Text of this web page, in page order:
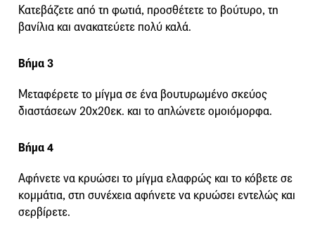
Κατεβάζετε από τη φωτιά, προσθέτετε το βούτυρο, τη
βανίλια και ανακατεύετε πολύ καλά.
Βήμα 3
Μεταφέρετε το μίγμα σε ένα βουτυρωμένο σκεύος
διαστάσεων 20x20εκ. και το απλώνετε ομοιόμορφα.
Βήμα 4
Αφήνετε να κρυώσει το μίγμα ελαφρώς και το κόβετε σε
κομμάτια, στη συνέχεια αφήνετε να κρυώσει εντελώς και
σερβίρετε.